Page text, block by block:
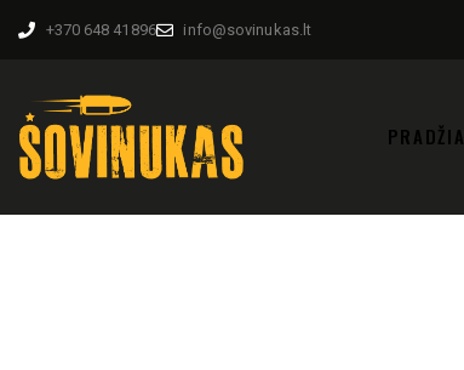
+370 648 41896 info@sovinukas.lt
PRADŽIA